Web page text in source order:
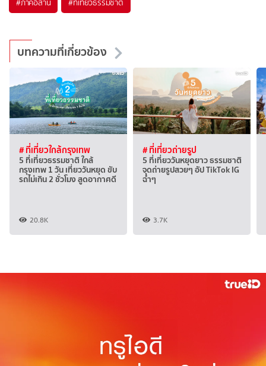
บทความที่เกี่ยวข้อง
# ที่เที่ยวใกล้กรุงเทพ
5 ที่เที่ยวธรรมชาติ ใกล้
กรุงเทพ 1 วัน เที่ยววันหยุด ขับ
รถไม่เกิน 2 ชั่วโมง สูดอากาศดี
20.8K
# ที่เที่ยวถ่ายรูป
5 ที่เที่ยววันหยุดยาว ธรรมชาติ
จุดถ่ายรูปสวยๆ อัป TikTok IG
ฉ่ำๆ
3.7K